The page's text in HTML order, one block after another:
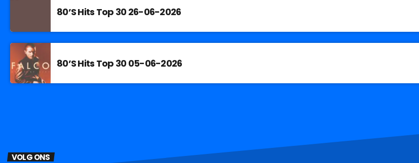
80’S Hits Top 30 26-06-2026
80’S Hits Top 30 05-06-2026
VOLG ONS